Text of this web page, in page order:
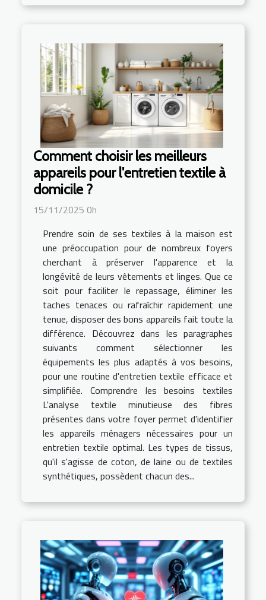
Comment choisir les meilleurs
appareils pour l'entretien textile à
domicile ?
15/11/2025 0h
Prendre soin de ses textiles à la maison est
une préoccupation pour de nombreux foyers
cherchant à préserver l'apparence et la
longévité de leurs vêtements et linges. Que ce
soit pour faciliter le repassage, éliminer les
taches tenaces ou rafraîchir rapidement une
tenue, disposer des bons appareils fait toute la
différence. Découvrez dans les paragraphes
suivants comment sélectionner les
équipements les plus adaptés à vos besoins,
pour une routine d'entretien textile efficace et
simplifiée. Comprendre les besoins textiles
L'analyse textile minutieuse des fibres
présentes dans votre foyer permet d'identifier
les appareils ménagers nécessaires pour un
entretien textile optimal. Les types de tissus,
qu'il s'agisse de coton, de laine ou de textiles
synthétiques, possèdent chacun des...